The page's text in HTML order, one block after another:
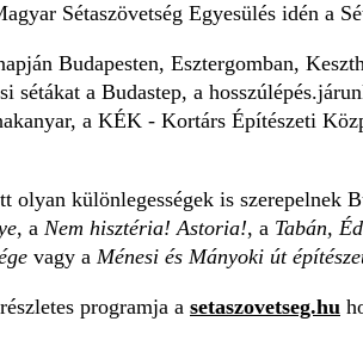
Sétaszövetség Egyesülés idén a
Budapesten, Esztergomban,
sétákat a Budastep, a
a KÉK - Kortárs Építészeti
olyan különlegességek is szerepelnek
, a Nem hisztéria! Astoria!, a Tabán,
vagy a Ménesi és Mányoki út
programja a setaszovetseg.hu